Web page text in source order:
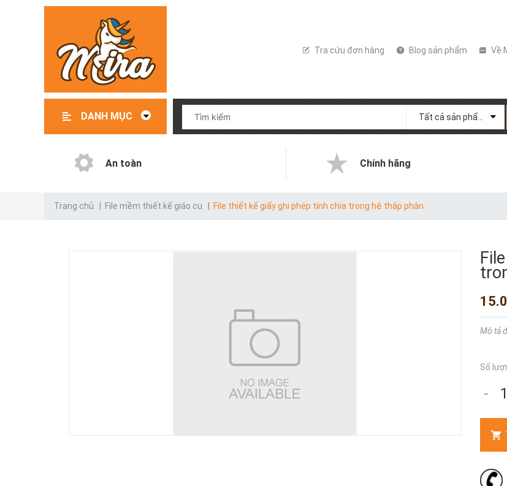
Tra cứu đơn hàng Blog sản phẩm Về
DANH MỤC
An toàn Chính hãng
Trang chủ File mềm thiết kế giáo cụ File thiết kế giấy ghi phép tính chia trong hệ thập phân
Mô tả
Số
-